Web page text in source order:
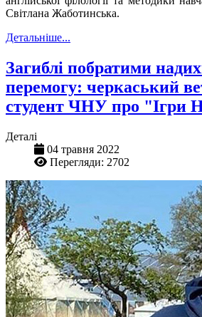
Світлана Жаботинська.
Детальніше...
Загиблі побратими
перемогу: черкаський
студент ЧНУ про "Ігри
Деталі
04 травня 2022
Перегляди: 2702